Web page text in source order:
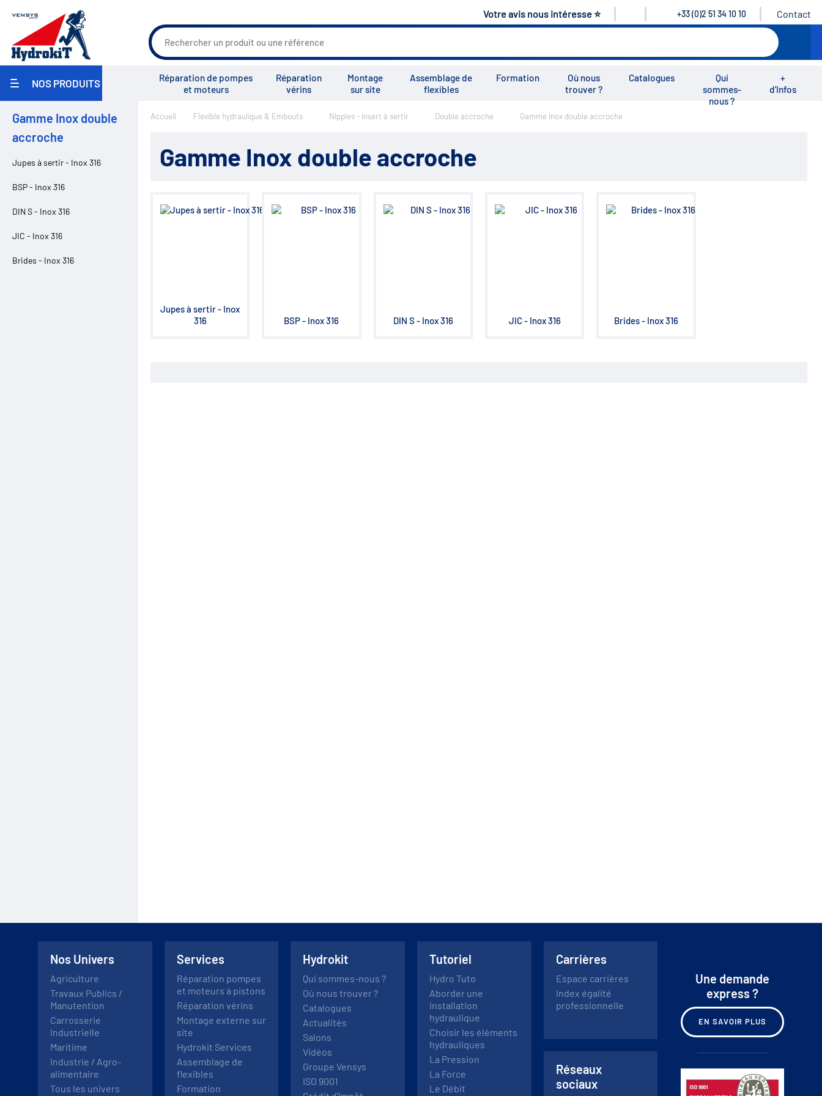
Votre avis nous intéresse ⭐ +33 (0)2 51 34 10 10 Contact
NOS PRODUITS
Travaux Publics / Manutention
Industrie / Agro-alimentaire
Pièces pour pulvérisateurs
agricoles
Environnement
Réparation
Pompe hydraulique
Réservoirs
Filtration
Échangeurs
Centrales hydrauliques
Régulation de débit
Accumulateurs
Régulation de pression
Réparation de pompes
et moteurs
Réparation
vérins
Montage
sur site
Assemblage de
flexibles
Formation
Où nous
trouver ?
Catalogues
Qui
sommes-
nous ?
+
d'Infos
Groupe Vensys Actualités Salons Tous les services Tutoriels Vidéos Nous rejoindre
Gamme Inox double
accroche
Jupes à sertir - Inox 316
BSP - Inox 316
DIN S - Inox 316
JIC - Inox 316
Brides - Inox 316
Accueil Flexible hydraulique & Embouts Nipples - insert à sertir Double accroche Gamme Inox double accroche
Gamme Inox double accroche
Jupes à sertir - Inox
316
BSP - Inox 316 DIN S - Inox 316 JIC - Inox 316 Brides - Inox 316
Nos Univers
Agriculture
Travaux Publics /
Manutention
Carrosserie
Industrielle
Maritime
Industrie / Agro-
alimentaire
Tous les univers
Services
Réparation pompes
et moteurs à pistons
Réparation vérins
Montage externe sur
site
Hydrokit Services
Assemblage de
flexibles
Formation
Hydrokit
Qui sommes-nous ?
Où nous trouver ?
Catalogues
Actualités
Salons
Vidéos
Groupe Vensys
ISO 9001
Tutoriel
Hydro Tuto
Aborder une
installation
hydraulique
Choisir les éléments
hydrauliques
La Pression
La Force
Le Débit
Carrières
Espace carrières
Index égalité
professionnelle
Réseaux
sociaux
Une demande
express ?
EN SAVOIR PLUS